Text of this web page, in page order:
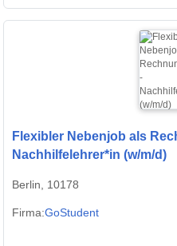
Flexibler Nebenjob als
Nachhilfelehrer*in (w/m/d)
Berlin, 10178
Firma:GoStudent